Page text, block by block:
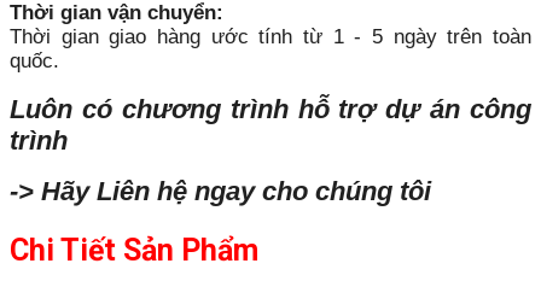
Thời gian vận chuyển:
Thời gian giao hàng ước tính từ 1 - 5 ngày trên toàn
quốc.
Luôn có chương trình hỗ trợ dự án công
trình
-> Hãy Liên hệ ngay cho chúng tôi
Chi Tiết Sản Phẩm